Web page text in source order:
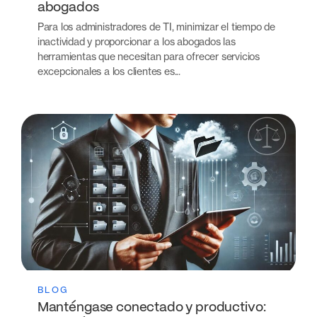
abogados
Para los administradores de TI, minimizar el tiempo de
inactividad y proporcionar a los abogados las
herramientas que necesitan para ofrecer servicios
excepcionales a los clientes es...
BLOG
Manténgase conectado y productivo: